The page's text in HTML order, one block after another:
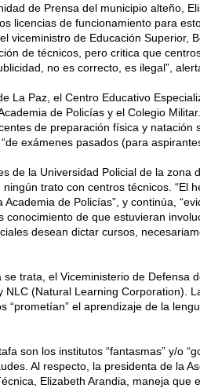
de Prensa del municipio alteño,
licencias de funcionamiento para
viceministro de Educación
de técnicos, pero critica que
no es correcto, es ilegal”,
La Paz, el Centro Educativo
de Policías y el Colegio
de preparación física y
exámenes pasados (para
de la Universidad Policial de la
trato con centros técnicos. “El
de Policías”, y continúa,
conocimiento de que estuvieran
desean dictar cursos,
trata, el Viceministerio de Defensa
NLC (Natural Learning Corporation).
“prometían” el aprendizaje de la
son los institutos “fantasmas” y/o
Al respecto, la presidenta de la
Elizabeth Arandia, maneja